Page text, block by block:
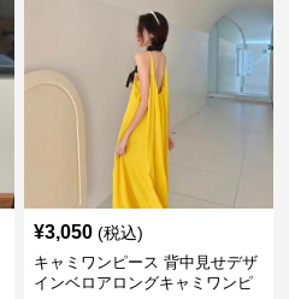
¥3,050 (税込)
キャミワンピース 背中見せデザ
インベロアロングキャミワンピ